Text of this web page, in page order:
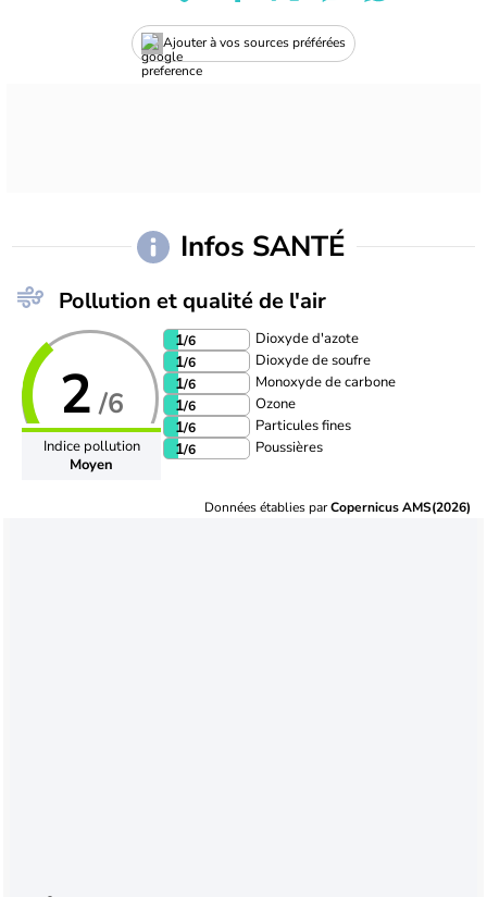
Ajouter à vos sources préférées
Infos SANTÉ
Pollution et qualité de l'air
2 /6
Indice pollution
Moyen
1/6 Dioxyde d'azote
1/6 Dioxyde de soufre
1/6 Monoxyde de carbone
1/6 Ozone
1/6 Particules fines
1/6 Poussières
Données établies parCopernicus AMS(2026)